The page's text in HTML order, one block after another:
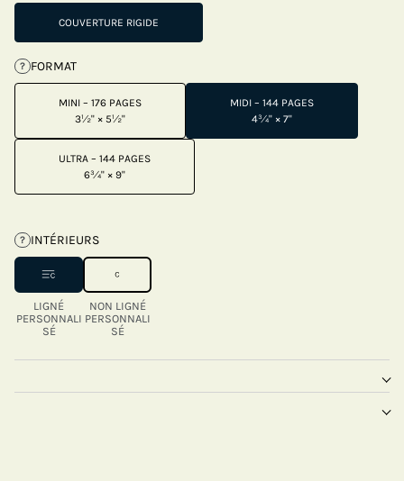
COUVERTURE RIGIDE
? FORMAT
MINI – 176 PAGES
3½" × 5½"
MIDI – 144 PAGES
4¾" × 7"
ULTRA – 144 PAGES
6¾" × 9"
? INTÉRIEURS
LIGNÉ
PERSONNALI
SÉ
NON LIGNÉ
PERSONNALI
SÉ